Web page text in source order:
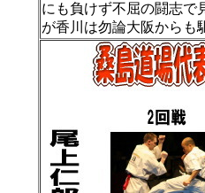
にも負けず不屈の闘志で
が香川は勿論大阪からも